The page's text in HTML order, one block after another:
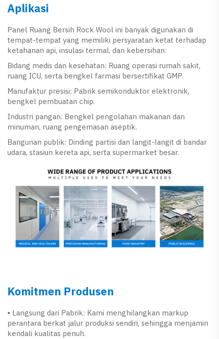
Aplikasi
Panel Ruang Bersih Rock Wool ini banyak digunakan di
tempat-tempat yang memiliki persyaratan ketat terhadap
ketahanan api, insulasi termal, dan kebersihan:
Bidang medis dan kesehatan: Ruang operasi rumah sakit,
ruang ICU, serta bengkel farmasi bersertifikat GMP.
Manufaktur presisi: Pabrik semikonduktor elektronik,
bengkel pembuatan chip.
Industri pangan: Bengkel pengolahan makanan dan
minuman, ruang pengemasan aseptik.
Bangunan publik: Dinding partisi dan langit-langit di bandar
udara, stasiun kereta api, serta supermarket besar.
Komitmen Produsen
• Langsung dari Pabrik: Kami menghilangkan markup
perantara berkat jalur produksi sendiri, sehingga menjamin
kendali kualitas penuh.